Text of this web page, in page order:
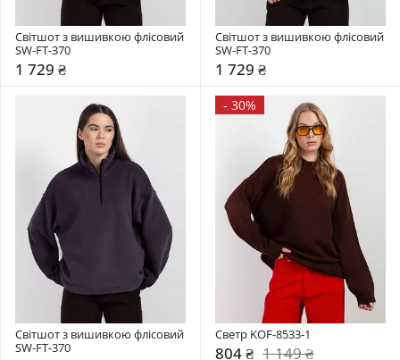
Світшот з вишивкою флісовий
SW-FT-370
1 729 ₴
Світшот з вишивкою флісовий
SW-FT-370
1 729 ₴
Світшот з вишивкою флісовий
SW-FT-370
- 30%
Светр KOF-8533-1
804 ₴ 1 149 ₴